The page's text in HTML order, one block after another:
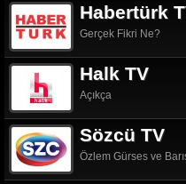
Habertürk
Gerçek Fikri Ne?
Halk TV
Açıkça
Sözcü TV
Özlem Gürses ve